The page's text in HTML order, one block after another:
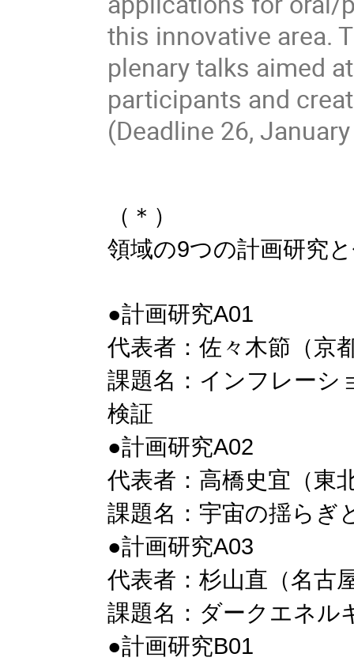
this innovative area.
plenary talks aimed
participants and
(Deadline 26,
（＊）
領域の9つの計画研究
●計画研究A01
代表者：佐々木節（京
課題名：インフレーシ
検証
●計画研究A02
代表者：高橋史宜（東
課題名：宇宙の揺らぎ
●計画研究A03
代表者：杉山直（名古
課題名：ダークエネル
●計画研究B01